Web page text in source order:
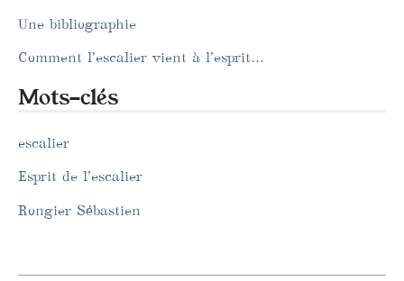
Une bibliographie
Comment l’escalier vient à l’esprit…
Mots-clés
escalier
Esprit de l’escalier
Rongier Sébastien